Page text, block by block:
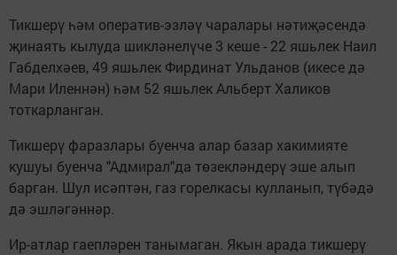
Тикшерү һәм оператив-эзләү чаралары нәтиҗәсендә
җинаять кылуда шикләнелүче 3 кеше - 22 яшьлек Наил
Габделхәев, 49 яшьлек Фирдинат Ульданов (икесе дә
Мари Иленнән) һәм 52 яшьлек Альберт Халиков
тоткарланган.
Тикшерү фаразлары буенча алар базар хакимияте
кушуы буенча "Адмирал"да төзекләндерү эше алып
барган. Шул исәптән, газ горелкасы кулланып, түбәдә
дә эшләгәннәр.
Ир-атлар гаепләрен танымаган. Якын арада тикшерү